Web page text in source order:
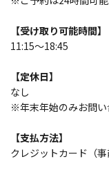
【受け取り可能時間】
11:15～18:45
【定休日】
なし
※年末年始のみお問い
【支払方法】
クレジットカード（事